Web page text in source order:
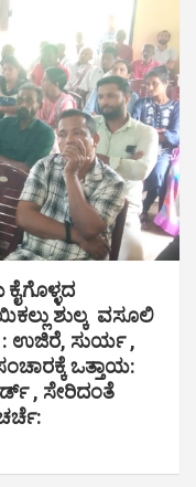
ಶುಲ್ಕ ವಸೂಲಿ
: ಉಜಿರೆ, ಸುರ್ಯ ,
ಒತ್ತಾಯ:
, ಸೇರಿದಂತೆ